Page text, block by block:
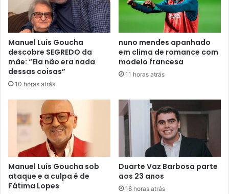
Manuel Luís Goucha
descobre SEGREDO da
mãe: “Ela não era nada
dessas coisas”
10 horas atrás
nuno mendes apanhado
em clima de romance com
modelo francesa
11 horas atrás
Manuel Luís Goucha sob
ataque e a culpa é de
Fátima Lopes
Duarte Vaz Barbosa parte
aos 23 anos
18 horas atrás